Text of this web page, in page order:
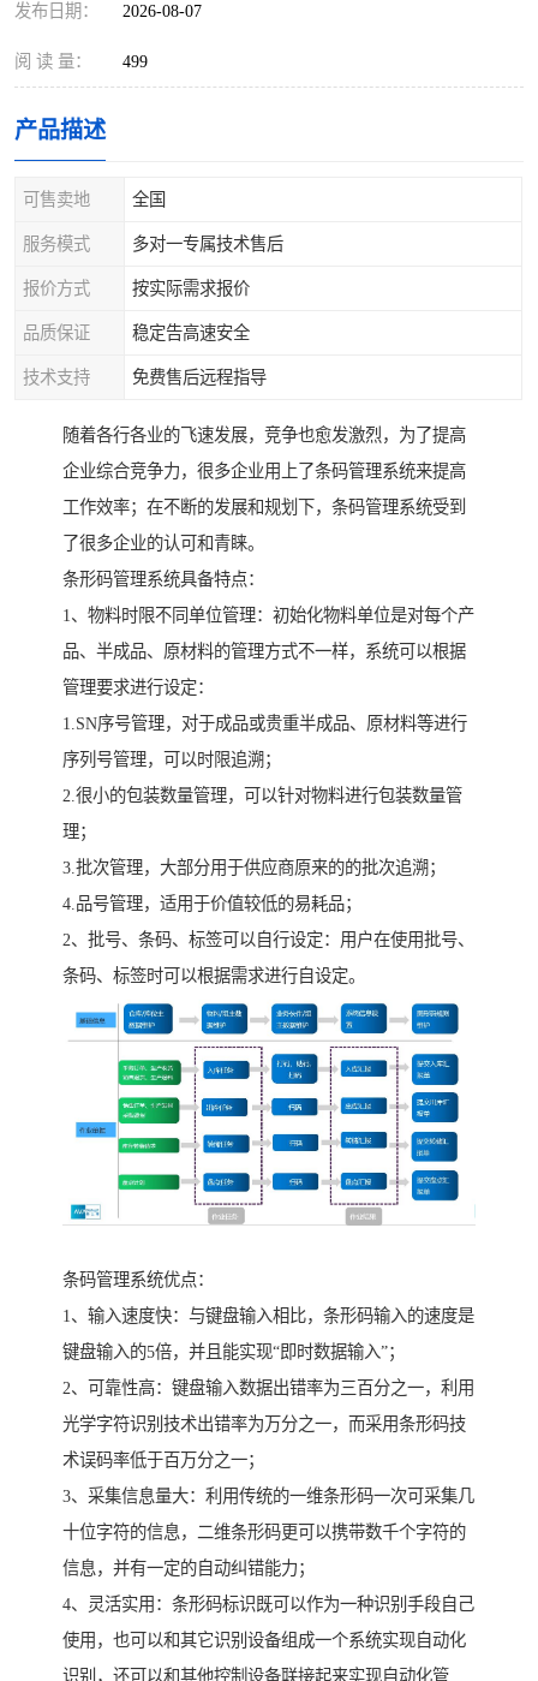
发布日期： 2026-08-07
阅 读 量： 499
产品描述
可售卖地 全国
服务模式 多对一专属技术售后
报价方式 按实际需求报价
品质保证 稳定告高速安全
技术支持 免费售后远程指导
随着各行各业的飞速发展，竞争也愈发激烈，为了提高
企业综合竞争力，很多企业用上了条码管理系统来提高
工作效率；在不断的发展和规划下，条码管理系统受到
了很多企业的认可和青睐。
条形码管理系统具备特点：
1、物料时限不同单位管理：初始化物料单位是对每个产
品、半成品、原材料的管理方式不一样，系统可以根据
管理要求进行设定：
1.SN序号管理，对于成品或贵重半成品、原材料等进行
序列号管理，可以时限追溯；
2.很小的包装数量管理，可以针对物料进行包装数量管
理；
3.批次管理，大部分用于供应商原来的的批次追溯；
4.品号管理，适用于价值较低的易耗品；
2、批号、条码、标签可以自行设定：用户在使用批号、
条码、标签时可以根据需求进行自设定。
条码管理系统优点：
1、输入速度快：与键盘输入相比，条形码输入的速度是
键盘输入的5倍，并且能实现“即时数据输入”；
2、可靠性高：键盘输入数据出错率为三百分之一，利用
光学字符识别技术出错率为万分之一，而采用条形码技
术误码率低于百万分之一；
3、采集信息量大：利用传统的一维条形码一次可采集几
十位字符的信息，二维条形码更可以携带数千个字符的
信息，并有一定的自动纠错能力；
4、灵活实用：条形码标识既可以作为一种识别手段自己
使用，也可以和其它识别设备组成一个系统实现自动化
识别，还可以和其他控制设备联接起来实现自动化管